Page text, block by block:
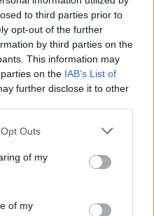
to third parties prior to
opt-out of the further
by third parties on the
This information may
on the IAB’s List of
further disclose it to other
Outs
of my
of my
po
zajścia w ciążę trzy
w takim wypadku
po? Partner nie ma
coś się nie
radzi, dla